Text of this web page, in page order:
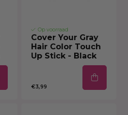
Op voorraad
Cover Your Gray
Hair Color Touch
Up Stick - Black
€3,99